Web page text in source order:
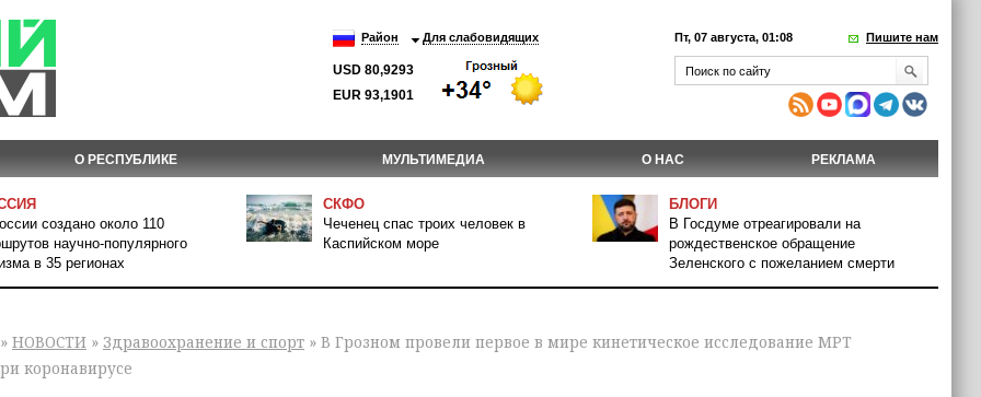
Район Для слабовидящих
USD 80,9293
EUR 93,1901
Пт, 07 августа, 01:08 Пишите нам
О РЕСПУБЛИКЕ МУЛЬТИМЕДИА О НАС РЕКЛАМА
создано около 110
научно-популярного
в 35 регионах
СКФО
Чеченец спас троих человек в
Каспийском море
БЛОГИ
В Госдуме отреагировали на
рождественское обращение
Зеленского с пожеланием смерти
» НОВОСТИ » Здравоохранение и спорт » В Грозном провели первое в мире кинетическое исследование МРТ
коронавирусе